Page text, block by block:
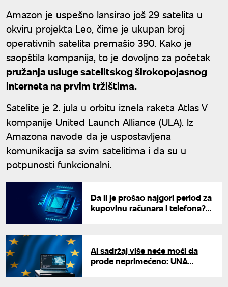
Amazon je uspešno lansirao još 29 satelita u
okviru projekta Leo, čime je ukupan broj
operativnih satelita premašio 390. Kako je
saopštila kompanija, to je dovoljno za početak
pružanja usluge satelitskog širokopojasnog
interneta na prvim tržištima.
Satelite je 2. jula u orbitu iznela raketa Atlas V
kompanije United Launch Alliance (ULA). Iz
Amazona navode da je uspostavljena
komunikacija sa svim satelitima i da su u
potpunosti funkcionalni.
Da li je prošao najgori period za
kupovinu računara i telefona?
AI sadržaj više neće moći da
prođe neprimećeno: UNA